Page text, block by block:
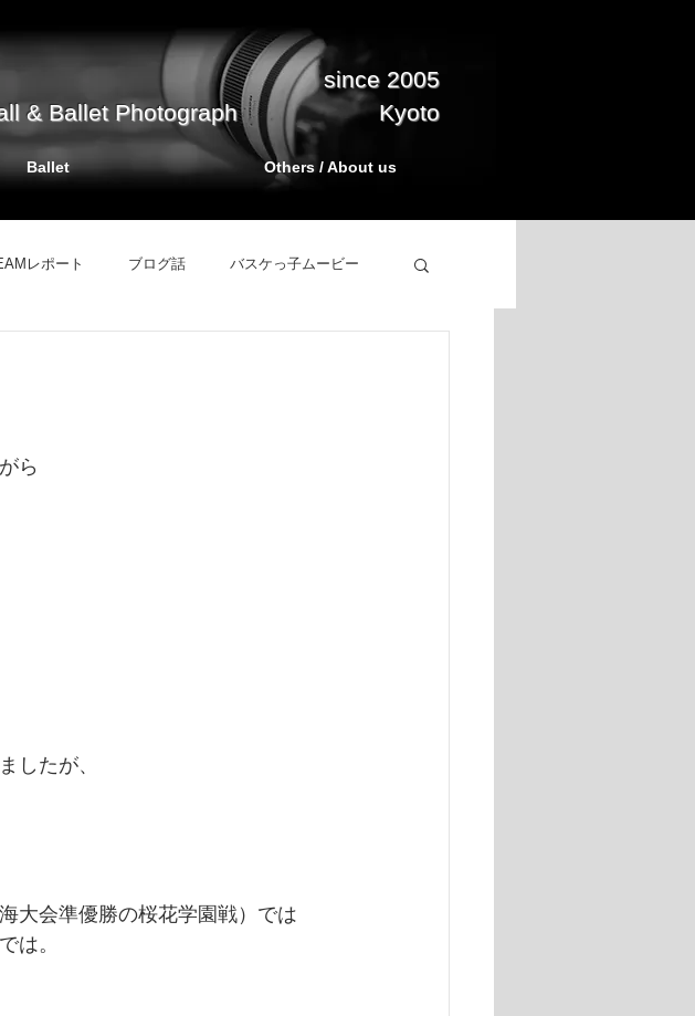
since 2005
Ballet Others / About us
& Ballet Photograph Kyoto
レポート ブログ話 バスケっ子ムービー
ら
したが、
大会準優勝の桜花学園戦）では
は。